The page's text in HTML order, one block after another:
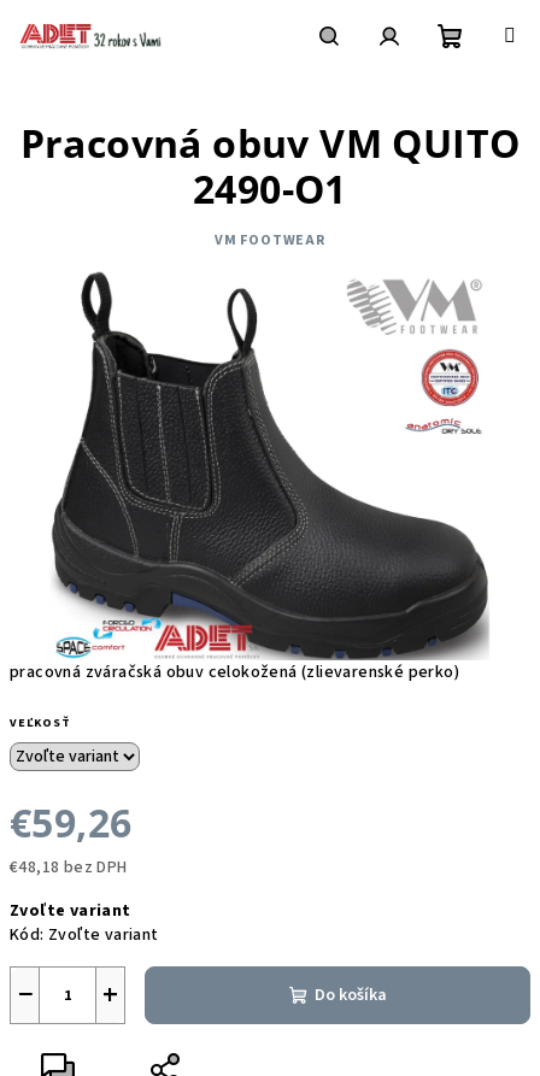
košík
pracovná zváračská obuv celokožená (zlievarenské perko)
VEĽKOSŤ
€59,26
€48,18 bez DPH
cena:
Zvoľte variant
Kód: Zvoľte variant
+
− Do košíka
Pracovná obuv VM QUITO
2490-O1
VM FOOTWEAR